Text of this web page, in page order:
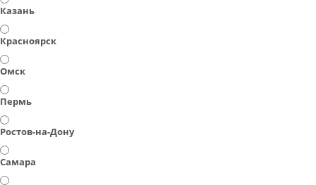
Казань
Красноярск
Омск
Пермь
Ростов-на-Дону
Самара